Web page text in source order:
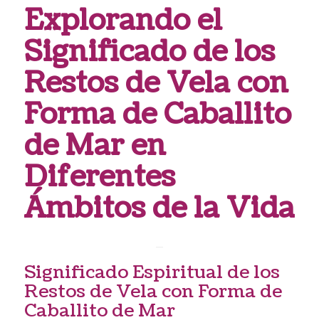
Explorando el
Significado de los
Restos de Vela con
Forma de Caballito
de Mar en
Diferentes
Ámbitos de la Vida
Significado Espiritual de los
Restos de Vela con Forma de
Caballito de Mar